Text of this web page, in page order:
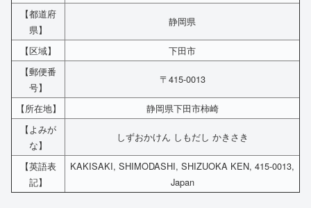
【都道府
県】
静岡県
【区域】
下田市
【郵便番
号】
〒415-0013
【所在地】
静岡県下田市柿崎
【よみが
な】
しずおかけん しもだし かきさき
【英語表
記】
KAKISAKI, SHIMODASHI, SHIZUOKA KEN, 415-0013,
Japan